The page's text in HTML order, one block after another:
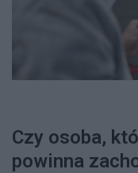
Czy osoba,
powinna